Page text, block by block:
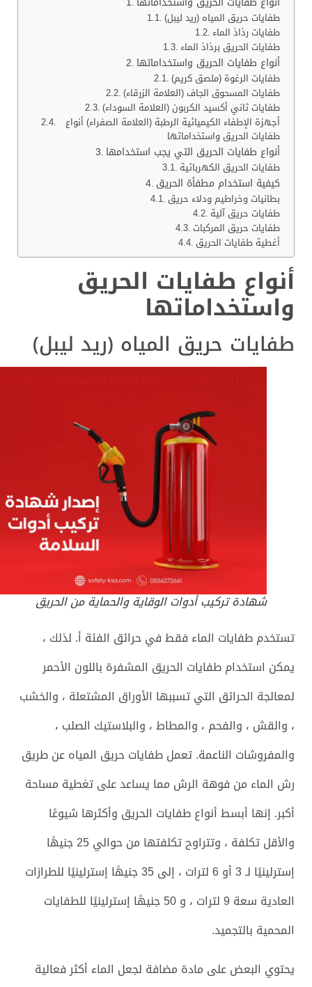
طفايات حريق المياه (ريد ليبل)
طفايات رذاذ الماء
طفايات الحريق برذاذ الماء
أنواع طفايات الحريق واستخداماتها
طفايات الرغوة (ملصق كريم)
طفايات المسحوق الجاف (العلامة الزرقاء)
طفايات ثاني أكسيد الكربون (العلامة السوداء)
أجهزة الإطفاء الكيميائية الرطبة (العلامة الصفراء) أنواع
طفايات الحريق واستخداماتها
أنواع طفايات الحريق التي يجب استخدامها
طفايات الحريق الكهربائية
كيفية استخدام مطفأة الحريق
بطانيات وخراطيم ودلاء حريق
طفايات حريق آلية
طفايات حريق المركبات
أغطية طفايات الحريق
أنواع طفايات الحريق
واستخداماتها
طفايات حريق المياه (ريد ليبل)
شهادة تركيب أدوات الوقاية والحماية من الحريق
تستخدم طفايات الماء فقط في حرائق الفئة أ. لذلك ،
يمكن استخدام طفايات الحريق المشفرة باللون الأحمر
لمعالجة الحرائق التي تسببها الأوراق المشتعلة ، والخشب
، والقش ، والفحم ، والمطاط ، والبلاستيك الصلب ،
والمفروشات الناعمة. تعمل طفايات حريق المياه عن طريق
رش الماء من فوهة الرش مما يساعد على تغطية مساحة
أكبر. إنها أبسط أنواع طفايات الحريق وأكثرها شيوعًا
والأقل تكلفة ، وتتراوح تكلفتها من حوالي 25 جنيهًا
إسترلينيًا لـ 3 أو 6 لترات ، إلى 35 جنيهًا إسترلينيًا للطرازات
العادية سعة 9 لترات ، و 50 جنيهًا إسترلينيًا للطفايات
المحمية بالتجميد.
يحتوي البعض على مادة مضافة لجعل الماء أكثر فعالية